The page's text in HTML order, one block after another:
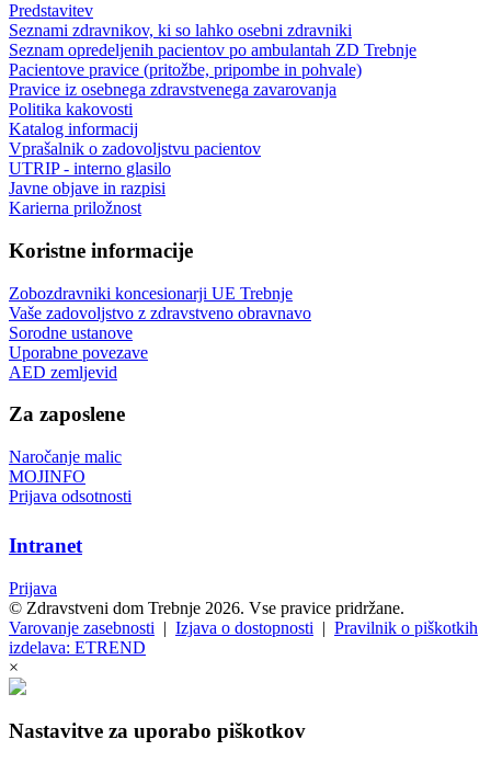
Predstavitev
Seznami zdravnikov, ki so lahko osebni zdravniki
Seznam opredeljenih pacientov po ambulantah ZD Trebnje
Pacientove pravice (pritožbe, pripombe in pohvale)
Pravice iz osebnega zdravstvenega zavarovanja
Politika kakovosti
Katalog informacij
Vprašalnik o zadovoljstvu pacientov
UTRIP - interno glasilo
Javne objave in razpisi
Karierna priložnost
Koristne informacije
Zobozdravniki koncesionarji UE Trebnje
Vaše zadovoljstvo z zdravstveno obravnavo
Sorodne ustanove
Uporabne povezave
AED zemljevid
Za zaposlene
Naročanje malic
MOJINFO
Prijava odsotnosti
Intranet
Prijava
© Zdravstveni dom Trebnje 2026. Vse pravice pridržane.
Varovanje zasebnosti | Izjava o dostopnosti | Pravilnik o piškotkih
izdelava: ETREND
×
Nastavitve za uporabo piškotkov